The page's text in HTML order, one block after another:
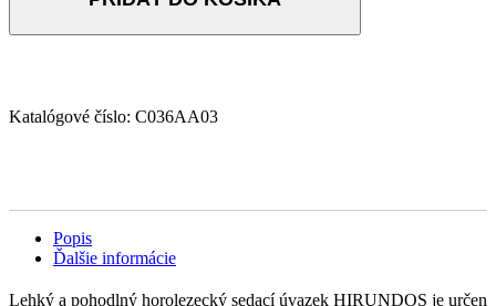
Katalógové číslo: C036AA03
Popis
Ďalšie informácie
Lehký a pohodlný horolezecký sedací úvazek HIRUNDOS je určen